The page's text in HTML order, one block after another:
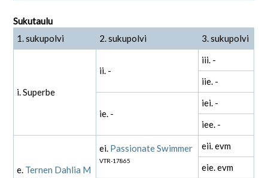
Sukutaulu
1. sukupolvi
2. sukupolvi 3. sukupolvi
i. Superbe
ii. -
iii. -
iie. -
ie. -
iei. -
iee. -
e. Ternen Dahlia M
ei. Passionate Swimmer
VTR-17865
eii. evm
eie. evm